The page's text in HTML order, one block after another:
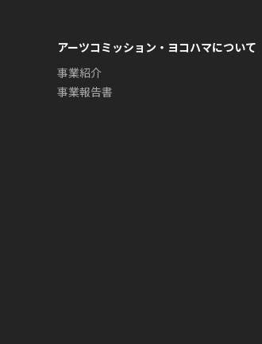
アーツコミッション・ヨコハマについて
事業紹介
事業報告書